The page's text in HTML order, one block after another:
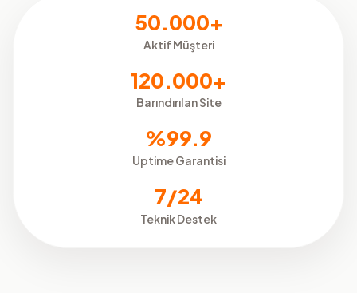
50.000+
Aktif Müşteri
120.000+
Barındırılan Site
%99.9
Uptime Garantisi
7/24
Teknik Destek